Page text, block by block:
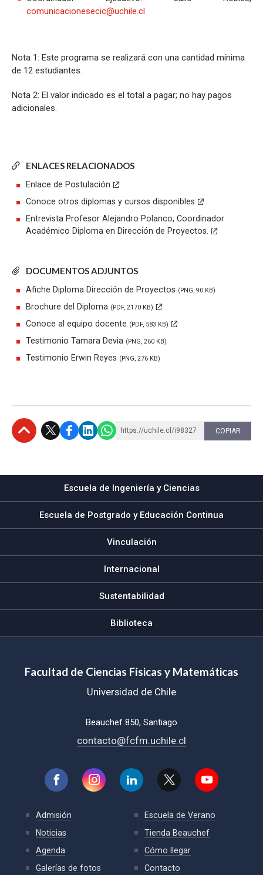
ENLACES RELACIONADOS
Enlace de Postulación
Conoce otros diplomas y cursos disponibles
Entrevista Profesor Alejandro Polanco, Coordinador
Académico Diploma en Dirección de Proyectos.
DOCUMENTOS ADJUNTOS
Afiche Diploma Dirección de Proyectos (PNG, 90 KB)
Brochure del Diploma (PDF, 2170 KB)
Conoce al equipo docente (PDF, 583 KB)
Testimonio Tamara Devia (PNG, 260 KB)
Testimonio Erwin Reyes (PNG, 276 KB)
comunicacionesecic@uchile.cl
Nota 1: Este programa se realizará con una cantidad mínima
de 12 estudiantes.
Nota 2: El valor indicado es el total a pagar; no hay pagos
adicionales.
https://uchile.cl/i98327 COPIAR
Escuela de Ingeniería y Ciencias
Escuela de Postgrado y Educación Continua
Vinculación
Internacional
Sustentabilidad
Biblioteca
Facultad de Ciencias Físicas y Matemáticas
Universidad de Chile
Beauchef 850, Santiago
contacto@fcfm.uchile.cl
Admisión
Noticias
Agenda
Galerías de fotos
Escuela de Verano
Tienda Beauchef
Cómo llegar
Contacto